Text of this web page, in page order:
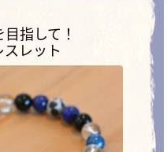
指して！
レット